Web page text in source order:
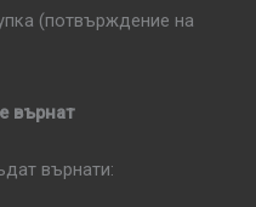
(потвърждение на
върнат
върнати: